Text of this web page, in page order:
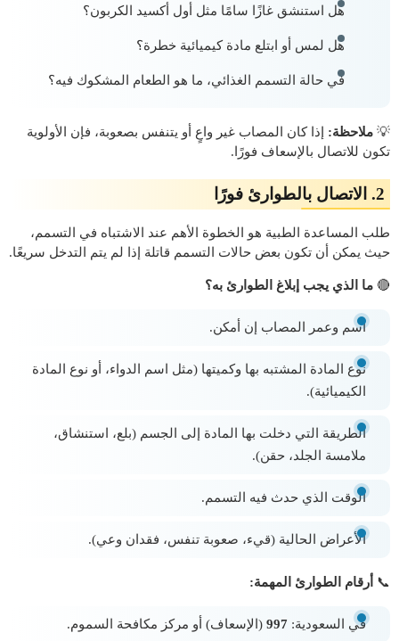
هل استنشق غازًا سامًا مثل أول أكسيد الكربون؟
هل لمس أو ابتلع مادة كيميائية خطرة؟
في حالة التسمم الغذائي، ما هو الطعام المشكوك فيه؟
💡 ملاحظة: إذا كان المصاب غير واعٍ أو يتنفس بصعوبة، فإن الأولوية
تكون للاتصال بالإسعاف فورًا.
2. الاتصال بالطوارئ فورًا
طلب المساعدة الطبية هو الخطوة الأهم عند الاشتباه في التسمم،
حيث يمكن أن تكون بعض حالات التسمم قاتلة إذا لم يتم التدخل سريعًا.
🔴 ما الذي يجب إبلاغ الطوارئ به؟
اسم وعمر المصاب إن أمكن.
نوع المادة المشتبه بها وكميتها (مثل اسم الدواء، أو نوع المادة
الكيميائية).
الطريقة التي دخلت بها المادة إلى الجسم (بلع، استنشاق،
ملامسة الجلد، حقن).
الوقت الذي حدث فيه التسمم.
الأعراض الحالية (قيء، صعوبة تنفس، فقدان وعي).
📞 أرقام الطوارئ المهمة:
في السعودية: 997 (الإسعاف) أو مركز مكافحة السموم.